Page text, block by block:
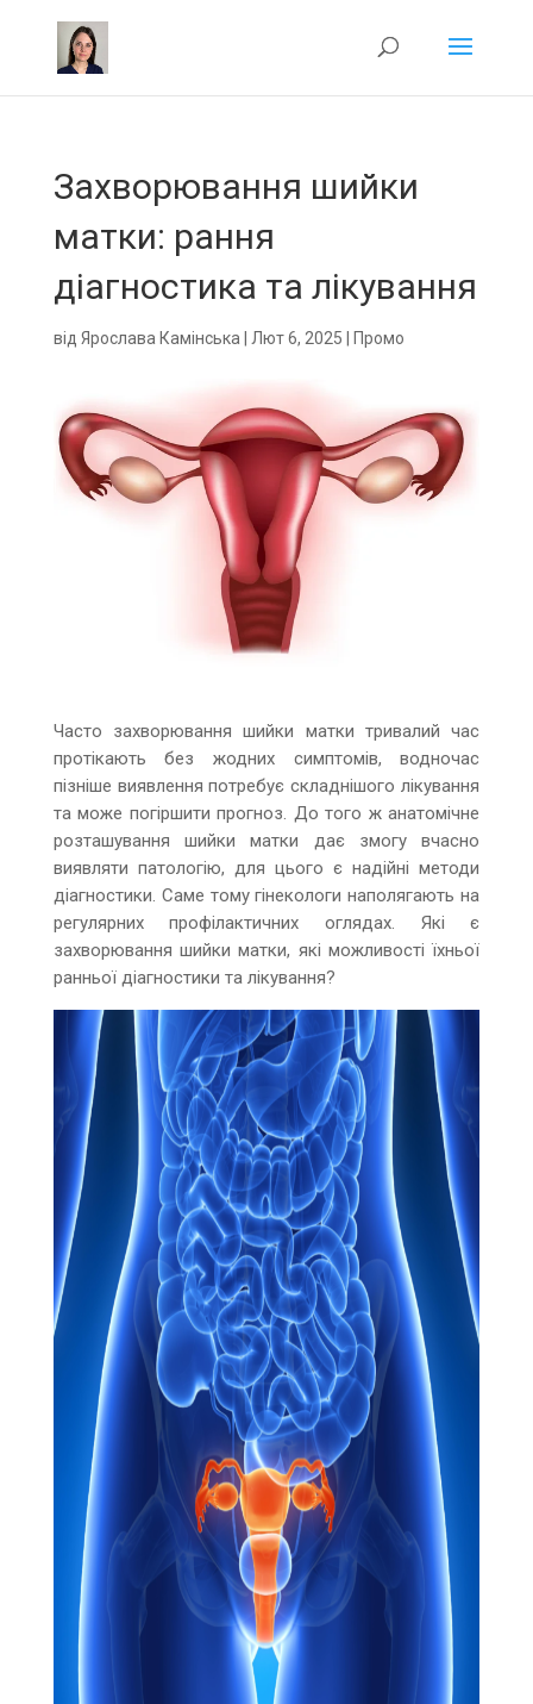
Захворювання шийки
матки: рання
діагностика та лікування
від Ярослава Камінська Лют 6, 2025 Промо
Часто захворювання шийки матки тривалий час
протікають без жодних симптомів, водночас
пізніше виявлення потребує складнішого лікування
та може погіршити прогноз. До того ж анатомічне
розташування шийки матки дає змогу вчасно
виявляти патологію, для цього є надійні методи
діагностики. Саме тому гінекологи наполягають на
регулярних профілактичних оглядах. Які є
захворювання шийки матки, які можливості їхньої
ранньої діагностики та лікування?